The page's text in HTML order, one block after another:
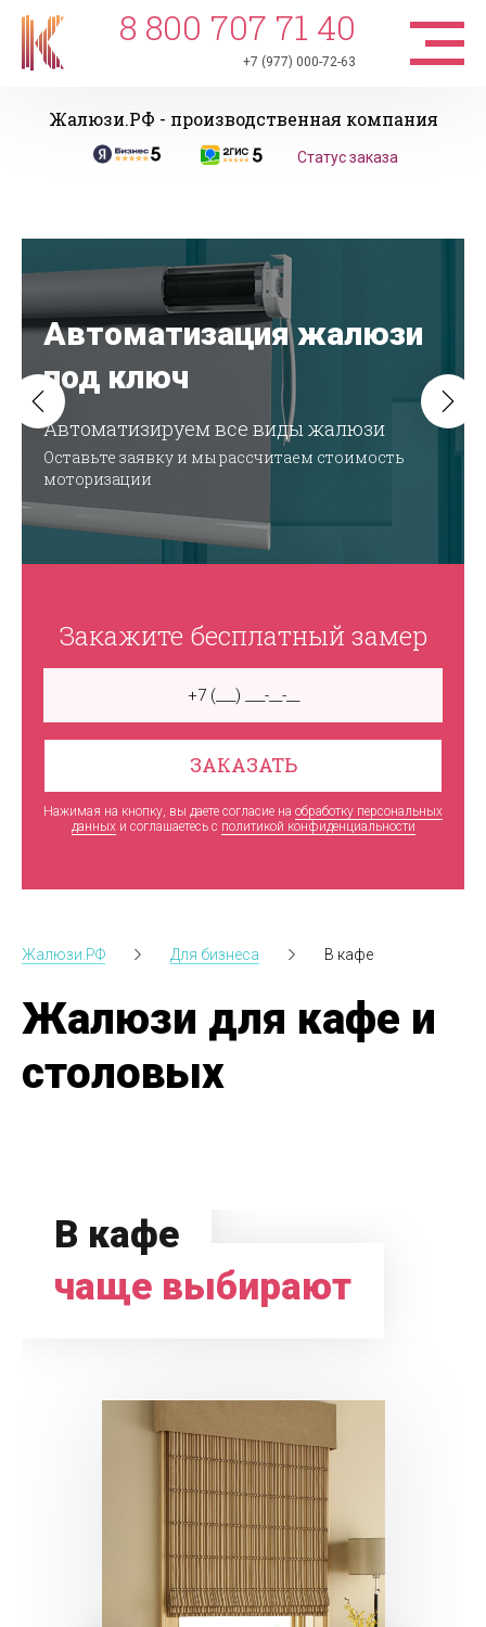
8 800 707 71 40
+7 (977) 000-72-63
Жалюзи.РФ - производственная компания
Статус заказа
Автоматизация жалюзи
под ключ
Автоматизируем все виды жалюзи
Оставьте заявку и мы рассчитаем стоимость
моторизации
Закажите бесплатный замер
ЗАКАЗАТЬ
Нажимая на кнопку, вы даете согласие на обработку персональных
данныхи соглашаетесь c политикой конфиденциальности
Жалюзи.РФ Для бизнеса В кафе
Жалюзи для кафе и
столовых
В кафе
чаще выбирают